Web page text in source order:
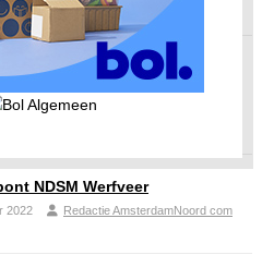
Groen 901 CS >
AmsterdamNoord com
NDSM Werfveer
2022 Redactie AmsterdamNoord com